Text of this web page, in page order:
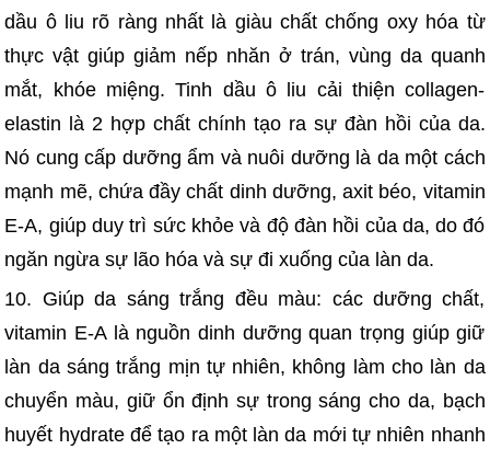
dầu ô liu rõ ràng nhất là giàu chất chống oxy hóa từ
thực vật giúp giảm nếp nhăn ở trán, vùng da quanh
mắt, khóe miệng. Tinh dầu ô liu cải thiện collagen-
elastin là 2 hợp chất chính tạo ra sự đàn hồi của da.
Nó cung cấp dưỡng ẩm và nuôi dưỡng là da một cách
mạnh mẽ, chứa đầy chất dinh dưỡng, axit béo, vitamin
E-A, giúp duy trì sức khỏe và độ đàn hồi của da, do đó
ngăn ngừa sự lão hóa và sự đi xuống của làn da.
10. Giúp da sáng trắng đều màu: các dưỡng chất,
vitamin E-A là nguồn dinh dưỡng quan trọng giúp giữ
làn da sáng trắng mịn tự nhiên, không làm cho làn da
chuyển màu, giữ ổn định sự trong sáng cho da, bạch
huyết hydrate để tạo ra một làn da mới tự nhiên nhanh